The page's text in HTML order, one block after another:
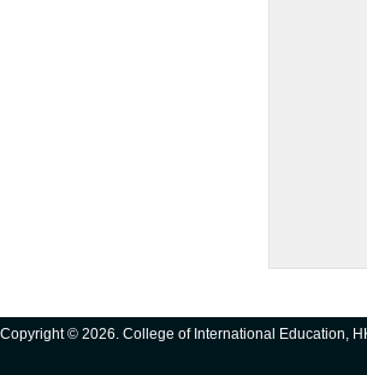
Copyright © 2026. College of International Education,